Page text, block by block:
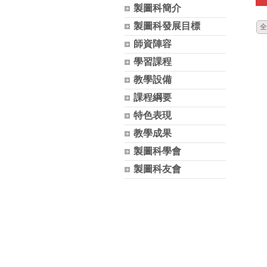
製圖科簡介
製圖科發展目標
師資陣容
學習課程
教學設備
課程綱要
特色表現
教學成果
製圖科學會
製圖科友會